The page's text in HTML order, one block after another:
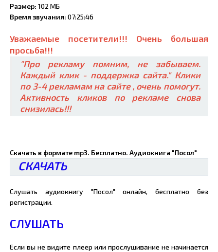
Размер: 102 МБ
Время звучания: 07:25:46
Уважаемые посетители!!! Очень большая
просьба!!!
"Про рекламу помним, не забываем.
Каждый клик - поддержка сайта." Клики
по 3-4 рекламам на сайте , очень помогут.
Активность кликов по рекламе снова
снизилась!!!
Скачать в формате mp3. Бесплатно. Аудиокнига "Посол"
СКАЧАТЬ
Слушать аудиокнигу "Посол" онлайн, бесплатно без
регистрации.
СЛУШАТЬ
Если вы не видите плеер или прослушивание не начинается